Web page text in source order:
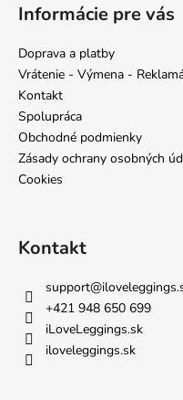
Informácie pre vás
Doprava a platby
Vrátenie - Výmena -
Kontakt
Spolupráca
Obchodné podmienky
Zásady ochrany osobných
Cookies
Kontakt
support@
+421 948 650 699
iLoveLeggings.sk
iloveleggings.sk